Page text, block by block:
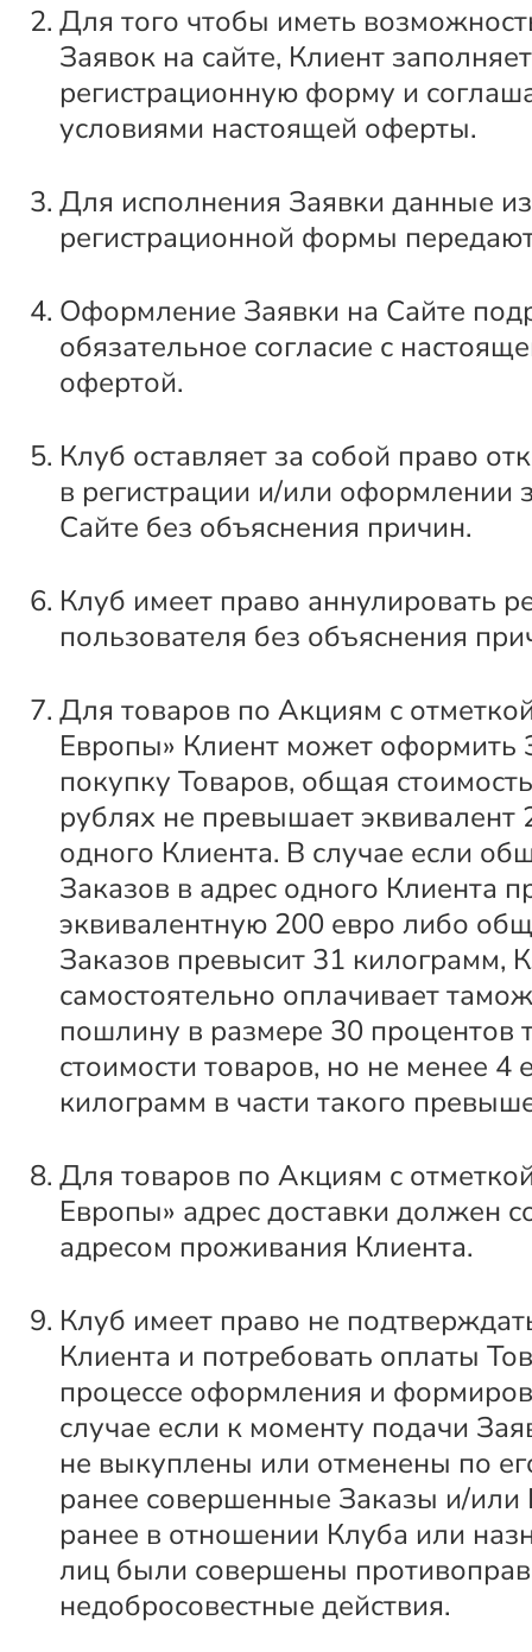
Для того чтобы иметь
Заявок на сайте, Клиент заполняет
регистрационную форму и
условиями настоящей оферты.
Для исполнения Заявки данные из
регистрационной формы
Оформление Заявки на Сайте
обязательное согласие с
офертой.
Клуб оставляет за собой право
в регистрации и/или оформлении
Сайте без объяснения причин.
Клуб имеет право аннулировать
пользователя без объяснения
Для товаров по Акциям с
Европы» Клиент может оформить
покупку Товаров, общая
рублях не превышает эквивалент
одного Клиента. В случае если
Заказов в адрес одного Клиента
эквивалентную 200 евро либо
Заказов превысит 31 килограмм,
самостоятельно оплачивает
пошлину в размере 30 процентов
стоимости товаров, но не менее 4
килограмм в части такого
Для товаров по Акциям с
Европы» адрес доставки должен
адресом проживания Клиента.
Клуб имеет право не
Клиента и потребовать оплаты
процессе оформления и
случае если к моменту подачи
не выкуплены или отменены по
ранее совершенные Заказы и/или
ранее в отношении Клуба или
лиц были совершены
недобросовестные действия.